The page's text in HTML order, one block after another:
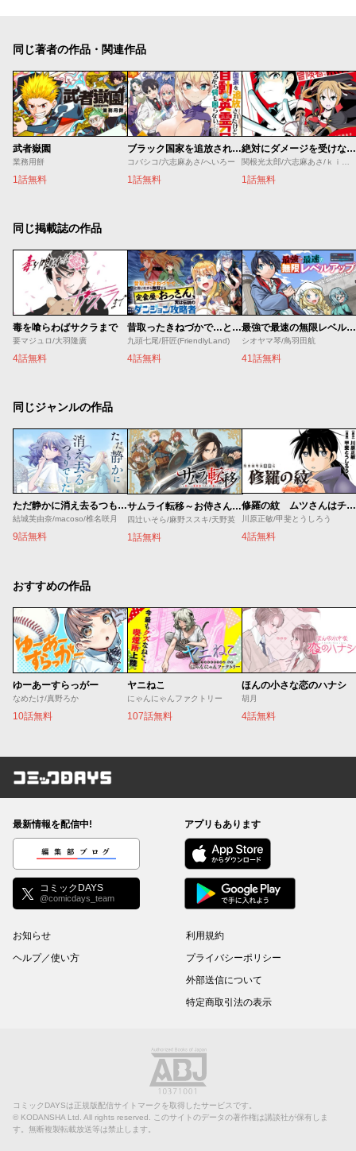
同じ著者の作品・関連作品
武者嶽園
業務用餅
1話無料
ブラック国家を追放されたけど【全自動・英霊召喚】があるから何も困らない。
コバシコ/六志麻あさ/へいろー
1話無料
絶対にダメージを受けないスキルをもらったので、冒険者として無双してみる
1話無料
同じ掲載誌の作品
毒を喰らわばサクラまで
要マジュロ/大羽隆廣
4話無料
昔取ったきねづかで…と言いながら無双する定食屋のおっさん、実は伝説のダンジョン攻略者
九頭七尾/肝匠(FriendlyLand)
4話無料
最強で最速の無限レベルアップ ～スキル【経験値１０００倍】と【レベルフリー】でレベル上限の枷が外れた俺は無双する～
シオヤマ琴/鳥羽田航
41話無料
同じジャンルの作品
ただ静かに消え去るつもりでした
結城芙由奈/macoso/椎名咲月
9話無料
サムライ転移～お侍さんは異世界でもあんまり変わらない～
四辻いそら/麻野ススキ/天野英
1話無料
修羅の紋 ムツさんはチョー強い？！
川原正敏/甲斐とうしろう
4話無料
おすすめの作品
ゆーあーすらっがー
なめたけ/真野ろか
10話無料
ヤニねこ
にゃんにゃんファクトリー
107話無料
ほんの小さな恋のハナシ
胡月
4話無料
コミックDAYS
最新情報を配信中!
編集部ブログ
コミックDAYS
@comicdays_team
アプリもあります
お知らせ
ヘルプ／使い方
利用規約
プライバシーポリシー
外部送信について
特定商取引法の表示
コミックDAYSは正規版配信サイトマークを取得したサービスです。
© KODANSHA Ltd. All rights reserved. このサイトのデータの著作権は講談社が保有しま
す。無断複製転載放送等は禁止します。